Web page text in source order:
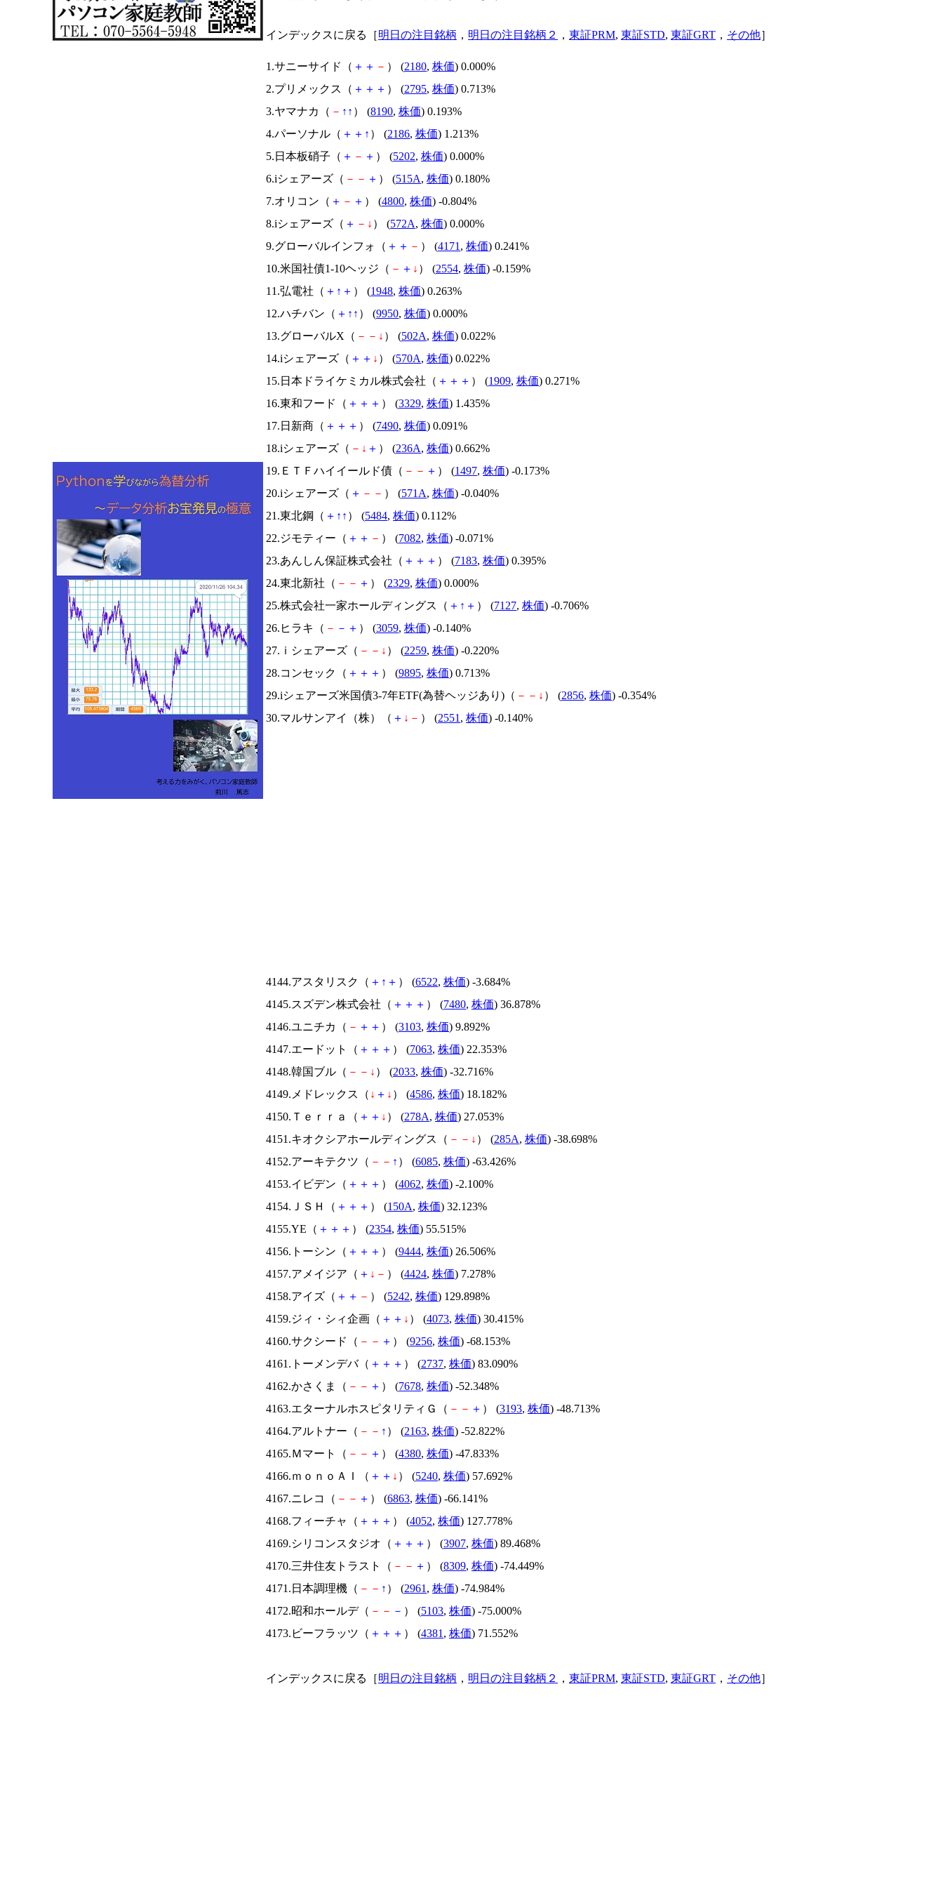
インデックスに戻る［明日の注目銘柄 ， 明日の注目銘柄２ ， 東証PRM, 東証STD, 東証GRT ， その他］
1.サニーサイド（ ＋ ＋ － ） (2180, 株価) 0.000%
2.プリメックス（ ＋ ＋ ＋ ） (2795, 株価) 0.713%
3.ヤマナカ（ － ↑ ↑ ） (8190, 株価) 0.193%
4.パーソナル（ ＋ ＋ ↑ ） (2186, 株価) 1.213%
5.日本板硝子（ ＋ － ＋ ） (5202, 株価) 0.000%
6.iシェアーズ（ － － ＋ ） (515A, 株価) 0.180%
7.オリコン（ ＋ － ＋ ） (4800, 株価) -0.804%
8.iシェアーズ（ ＋ － ↓ ） (572A, 株価) 0.000%
9.グローバルインフォ（ ＋ ＋ － ） (4171 , 株価) 0.241%
10.米国社債1-10ヘッジ（ － ＋ ↓ ） (2554, 株価) -0.159%
11.弘電社（ ＋ ↑ ＋ ） (1948, 株価) 0.263%
12.ハチバン（ ＋ ↑ ↑ ） (9950, 株価) 0.000%
13.グローバルX（ － － ↓ ） (502A, 株価) 0.022%
14.iシェアーズ（ ＋ ＋ ↓ ） (570A, 株価) 0.022%
15.日本ドライケミカル株式会社（ ＋ ＋ ＋ ） (1909, 株価) 0.271%
16.東和フード（ ＋ ＋ ＋ ） (3329, 株価) 1.435%
17.日新商（ ＋ ＋ ＋ ） (7490, 株価) 0.091%
18.iシェアーズ（ － ↓ ＋ ） (236A, 株価) 0.662%
19.ＥＴＦハイイールド債（ － － ＋ ） (1497, 株価) -0.173%
20.iシェアーズ（ ＋ － － ） (571A, 株価) -0.040%
21.東北鋼（ ＋ ↑ ↑ ） (5484, 株価) 0.112%
22.ジモティー（ ＋ ＋ － ） (7082, 株価) -0.071%
23.あんしん保証株式会社（ ＋ ＋ ＋ ） (7183, 株価) 0.395%
24.東北新社（ － － ＋ ） (2329, 株価) 0.000%
25.株式会社一家ホールディングス（ ＋ ↑ ＋ ） (7127, 株価) -0.706%
26.ヒラキ（ － － ＋ ） (3059, 株価) -0.140%
27.ｉシェアーズ（ － － ↓ ） (2259, 株価) -0.220%
28.コンセック（ ＋ ＋ ＋ ） (9895, 株価) 0.713%
29.iシェアーズ米国債3-7年ETF(為替ヘッジあり)（ － － ↓ ） (2856, 株価) -0.354%
30.マルサンアイ（株）（ ＋ ↓ － ） (2551 , 株価) -0.140%
4144.アスタリスク（ ＋ ↑ ＋ ） (6522, 株価) -3.684%
4145.スズデン株式会社（ ＋ ＋ ＋ ） (7480, 株価) 36.878%
4146.ユニチカ（ － ＋ ＋ ） (3103, 株価) 9.892%
4147.エードット（ ＋ ＋ ＋ ） (7063, 株価) 22.353%
4148.韓国ブル（ － － ↓ ） (2033, 株価) -32.716%
4149.メドレックス（ ↓ ＋ ↓ ） (4586, 株価) 18.182%
4150.Ｔｅｒｒａ（ ＋ ＋ ↓ ） (278A, 株価) 27.053%
4151.キオクシアホールディングス（ － － ↓ ） (285A, 株価) -38.698%
4152.アーキテクツ（ － － ↑ ） (6085, 株価) -63.426%
4153.イビデン（ ＋ ＋ ＋ ） (4062, 株価) -2.100%
4154.ＪＳＨ（ ＋ ＋ ＋ ） (150A, 株価) 32.123%
4155.YE（ ＋ ＋ ＋ ） (2354, 株価) 55.515%
4156.トーシン（ ＋ ＋ ＋ ） (9444, 株価) 26.506%
4157.アメイジア（ ＋ ↓ － ） (4424, 株価) 7.278%
4158.アイズ（ ＋ ＋ － ） (5242, 株価) 129.898%
4159.ジィ・シィ企画（ ＋ ＋ ↓ ） (4073, 株価) 30.415%
4160.サクシード（ － － ＋ ） (9256, 株価) -68.153%
4161.トーメンデバ（ ＋ ＋ ＋ ） (2737, 株価) 83.090%
4162.かさくま（ － － ＋ ） (7678, 株価) -52.348%
4163.エターナルホスピタリティＧ（ － － ＋ ） (3193, 株価) -48.713%
4164.アルトナー（ － － ↑ ） (2163, 株価) -52.822%
4165.Ｍマート（ － － ＋ ） (4380, 株価) -47.833%
4166.ｍｏｎｏＡＩ（ ＋ ＋ ↓ ） (5240, 株価) 57.692%
4167.ニレコ（ － － ＋ ） (6863, 株価) -66.141%
4168.フィーチャ（ ＋ ＋ ＋ ） (4052, 株価) 127.778%
4169.シリコンスタジオ（ ＋ ＋ ＋ ） (3907, 株価) 89.468%
4170.三井住友トラスト（ － － ＋ ） (8309, 株価) -74.449%
4171.日本調理機（ － － ↑ ） (2961 , 株価) -74.984%
4172.昭和ホールデ（ － － － ） (5103, 株価) -75.000%
4173.ビーフラッツ（ ＋ ＋ ＋ ） (4381 , 株価) 71.552%
インデックスに戻る［明日の注目銘柄 ， 明日の注目銘柄２ ， 東証PRM, 東証STD, 東証GRT ， その他］